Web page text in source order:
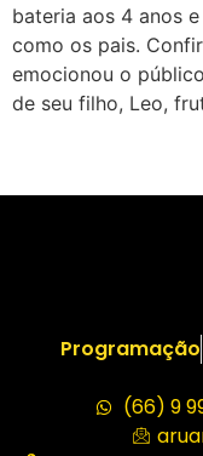
bateria aos 4 anos
como os pais.
emocionou o
de seu filho, Leo,
Programação
(66) 9